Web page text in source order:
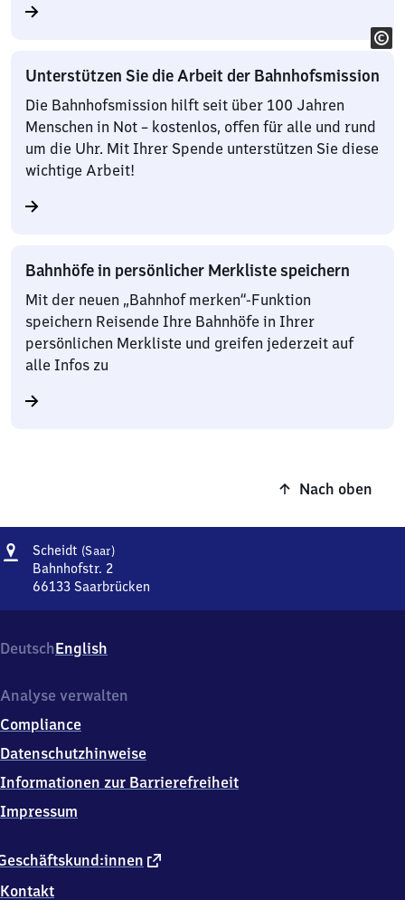
Unterstützen Sie die Arbeit der Bahnhofsmission
Die Bahnhofsmission hilft seit über 100 Jahren
Menschen in Not – kostenlos, offen für alle und rund
um die Uhr. Mit Ihrer Spende unterstützen Sie diese
wichtige Arbeit!
Bahnhöfe in persönlicher Merkliste speichern
Mit der neuen „Bahnhof merken“-Funktion
speichern Reisende Ihre Bahnhöfe in Ihrer
persönlichen Merkliste und greifen jederzeit auf
alle Infos zu
Nach oben
Adresse
Scheidt (Saar)Scheidt
Bahnhofstr. 2
66133 Saarbrücken
Bahnhofstr.
2,
6
3
3
DeutschEnglish
externer
Kontakt
Analyse verwalten
Compliance
Datenschutzhinweise
Informationen zur Barrierefreiheit
Impressum